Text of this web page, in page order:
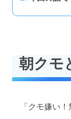
朝クモ
「クモ嫌い！